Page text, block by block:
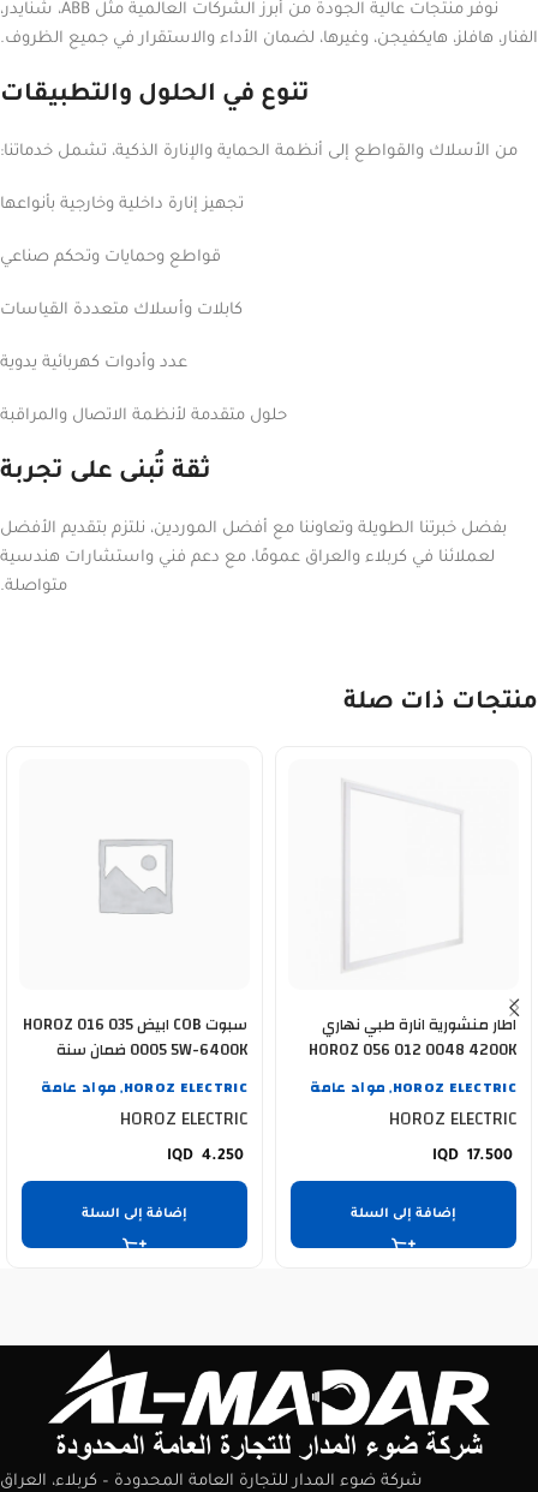
نوفّر منتجات عالية الجودة من أبرز الشركات العالمية مثل ABB، شنايدر،
الفنار، هافلز، هايكفيجن، وغيرها، لضمان الأداء والاستقرار في جميع الظروف.
تنوع في الحلول والتطبيقات
من الأسلاك والقواطع إلى أنظمة الحماية والإنارة الذكية، تشمل خدماتنا:
تجهيز إنارة داخلية وخارجية بأنواعها
قواطع وحمايات وتحكم صناعي
كابلات وأسلاك متعددة القياسات
عدد وأدوات كهربائية يدوية
حلول متقدمة لأنظمة الاتصال والمراقبة
ثقة تُبنى على تجربة
بفضل خبرتنا الطويلة وتعاوننا مع أفضل الموردين، نلتزم بتقديم الأفضل
لعملائنا في كربلاء والعراق عمومًا، مع دعم فني واستشارات هندسية
متواصلة.
منتجات ذات صلة
اطار منشورية انارة طبي نهاري
HOROZ 056 012 0048 4200K
HOROZ ELECTRIC
, مواد عامة
HOROZ ELECTRIC
17.500
إضافة إلى السلة
سبوت COB ابيض HOROZ 016 035
0005 5W-6400K ضمان سنة
HOROZ ELECTRIC
, مواد عامة
HOROZ ELECTRIC
4.250
إضافة إلى السلة
شركة ضوء المدار للتجارة العامة المحدودة – كربلاء، العراق